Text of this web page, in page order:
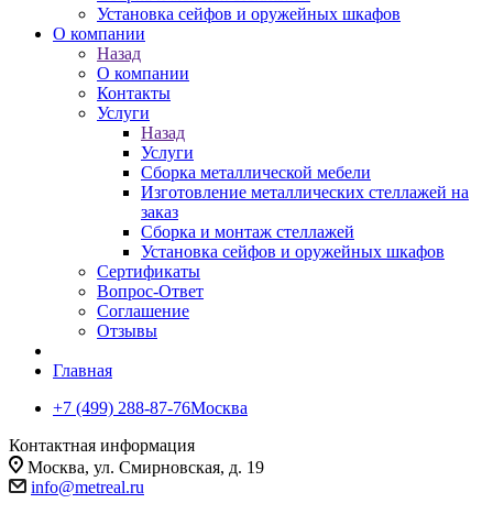
Установка сейфов и оружейных шкафов
О компании
Назад
О компании
Контакты
Услуги
Назад
Услуги
Сборка металлической мебели
Изготовление металлических стеллажей на
заказ
Сборка и монтаж стеллажей
Установка сейфов и оружейных шкафов
Сертификаты
Вопрос-Ответ
Соглашение
Отзывы
Главная
+7 (499) 288-87-76Москва
Контактная информация
Москва, ул. Смирновская, д. 19
info@metreal.ru